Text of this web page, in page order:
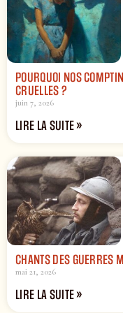
POURQUOI NOS
CRUELLES ?
juin 7, 2026
LIRE LA SUITE »
CHANTS DES GUERRES
mai 21, 2026
LIRE LA SUITE »